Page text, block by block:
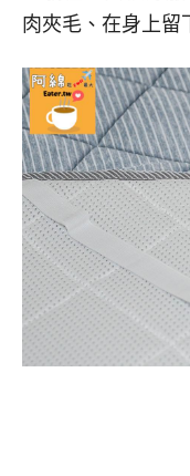
肉夾毛、在身上留